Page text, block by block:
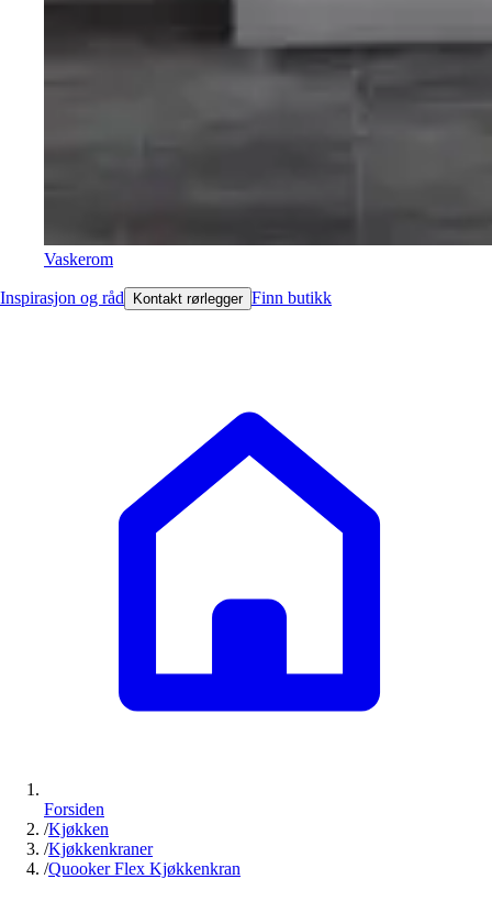
Vaskerom
Inspirasjon og råd Kontakt rørlegger Finn butikk
Forsiden
/Kjøkken
/Kjøkkenkraner
/Quooker Flex Kjøkkenkran